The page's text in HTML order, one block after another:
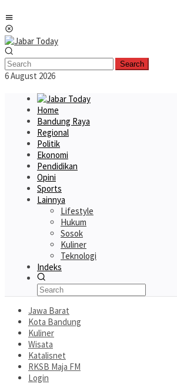
to
content
Search
6 August 2026
Home
Bandung Raya
Regional
Politik
Ekonomi
Pendidikan
Opini
Sports
Lainnya
Lifestyle
Hukum
Sosok
Kuliner
Teknologi
Indeks
Jawa Barat
Kota Bandung
Kuliner
Wisata
Katalisnet
RKSB Maja FM
Login